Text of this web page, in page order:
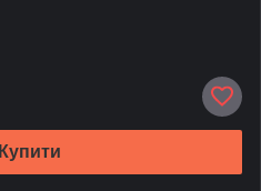
Купити